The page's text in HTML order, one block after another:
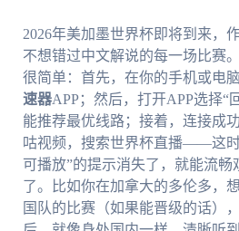
2026年美加墨世界杯即将到来，
不想错过中文解说的每一场比赛
很简单：首先，在你的手机或电
速器APP；然后，打开APP选择“
能推荐最优线路；接着，连接成
咕视频，搜索世界杯直播——这
可播放”的提示消失了，就能流畅
了。比如你在加拿大的多伦多，
国队的比赛（如果能晋级的话）